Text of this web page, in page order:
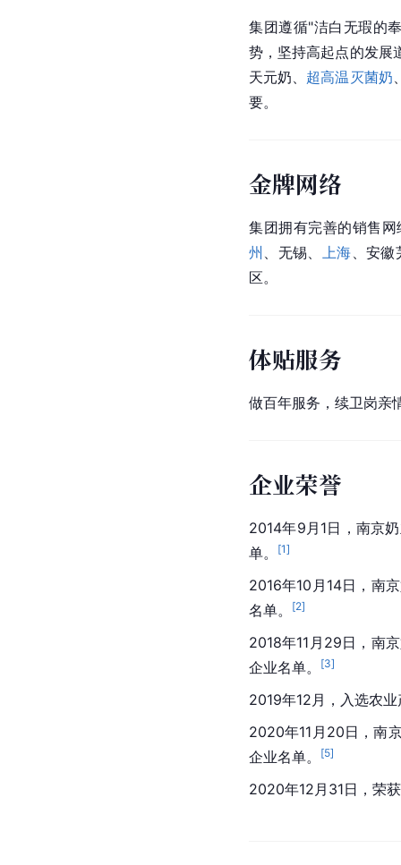
集团遵循"洁白无瑕的
势，坚持高起点的发展
天元奶、 超高温灭菌奶
要。
金牌网络
集团拥有完善的销售
州
、无锡、 上海 、安
区。
体贴服务
做百年服务，续卫岗亲
企业荣誉
2014年9月1日，南京
单。
[1]
2016年10月14日，南
名单。
[2]
2018年11月29日，南
企业名单。
[3]
2019年12月，入选农
2020年11月20日，南
企业名单。
[5]
2020年12月31日，荣